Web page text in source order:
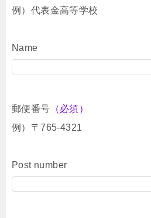
例）代表金高等学校
Name
郵便番号 （必須）
例）〒765-4321
Post number